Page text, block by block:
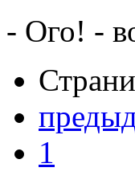
- Ого! -
1